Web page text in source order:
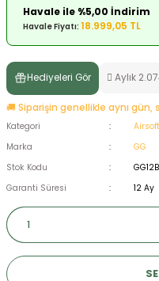
Mermisi
Havale ile %5,00 İndirim
Havale Fiyatı: 18.999,05 TL
Hediyeleri Gör Aylık
🚚 Siparişin genellikle aynı gün,
Kategori
Marka
GG
Stok Kodu
GG12B
Garanti Süresi
12 Ay